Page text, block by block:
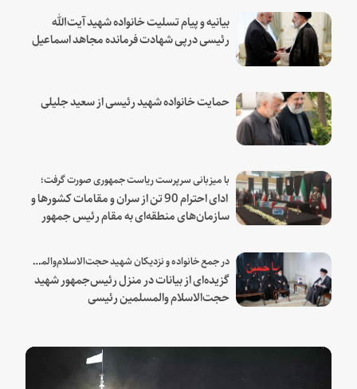
بیانیه و پیام تسلیت خانواده شهید آیت‌الله
رئیسی درپی شهادت فرمانده مجاهد اسماعیل
حمایت خانواده شهید رئیسی از سعید جلیلی
با میزبانی سرپرست ریاست جمهوری صورت گرفت؛
ادای احترام 90 تن از سران و مقامات کشورها و
سازمان‌های منطقه‌ای به مقام رئیس جمهور
در جمع خانواده و نزدیکان شهید حجت‌الاسلام‌والمسلمین رئیسی:
گزیده‌ای از بیانات در منزل رئیس‌جمهور شهید
حجت‌الاسلام والمسلمین رئیسی